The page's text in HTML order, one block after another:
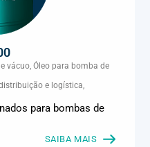
vácuo, Óleo para bomba de
e logística,
para bombas de
SAIBA MAIS